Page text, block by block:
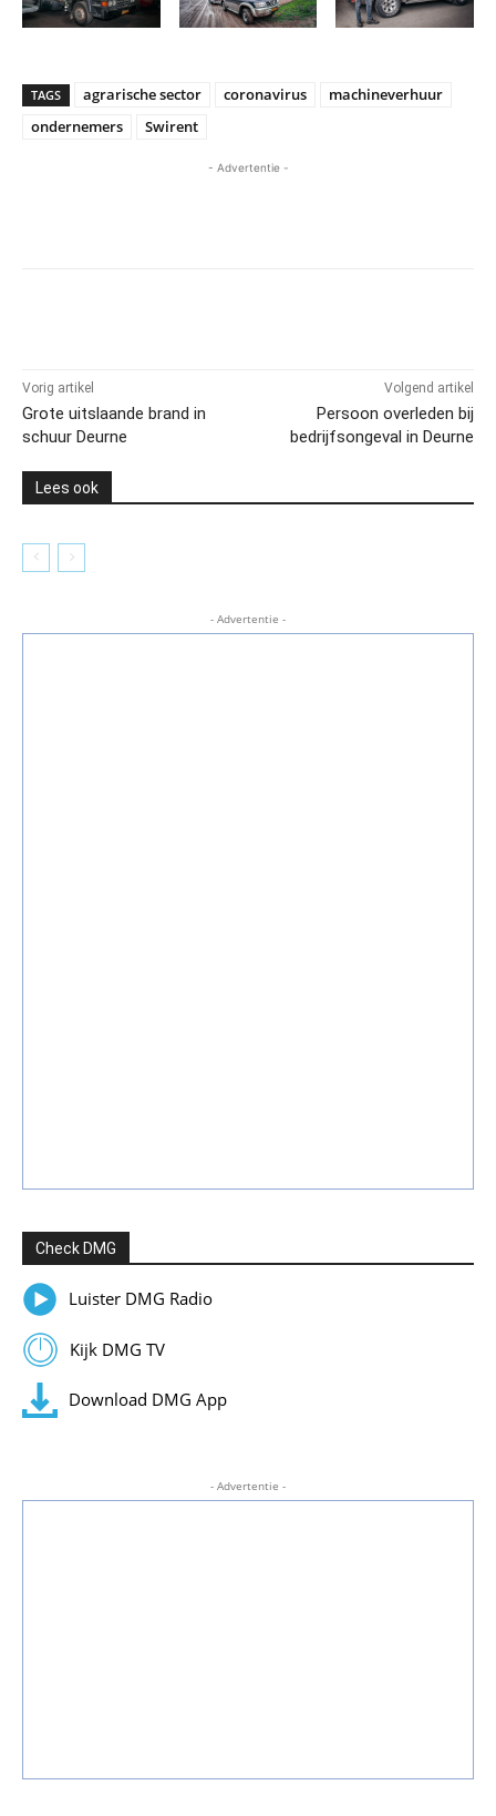
TAGS agrarische sector coronavirus
machineverhuur
ondernemers
Swirent
- Advertentie -
Vorig artikel
Grote uitslaande brand in
schuur Deurne
Volgend artikel
Persoon overleden bij
bedrijfsongeval in Deurne
Lees ook
- Advertentie -
Check DMG
Luister DMG Radio
Kijk DMG TV
Download DMG App
- Advertentie -